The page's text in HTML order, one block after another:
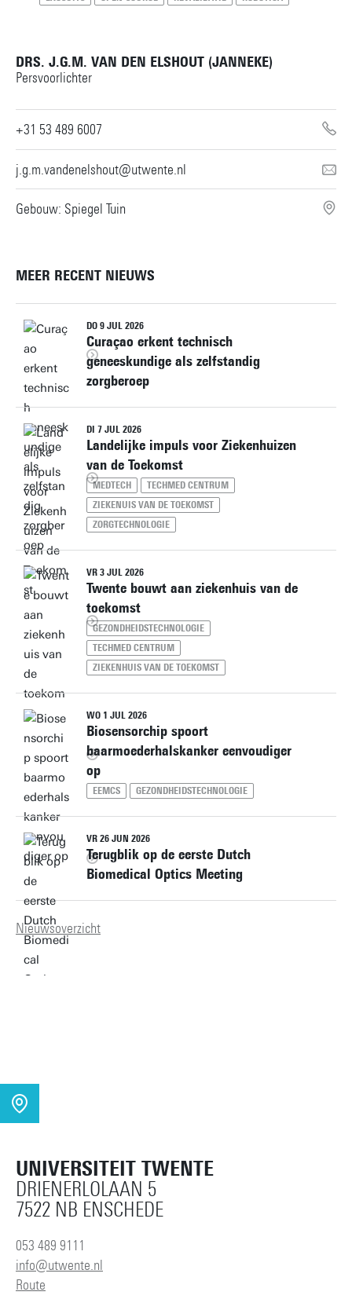
DRS. J.G.M. VAN DEN ELSHOUT (JANNEKE)
Persvoorlichter
+31 53 489 6007
j.g.m.vandenelshout@utwente.nl
Gebouw: Spiegel Tuin
MEER RECENT NIEUWS
DO 9 JUL 2026
Curaçao erkent technisch
geneeskundige als zelfstandig
zorgberoep
DI 7 JUL 2026
Landelijke impuls voor Ziekenhuizen
van de Toekomst
MEDTECH
TECHMED CENTRUM
ZIEKENUIS VAN DE TOEKOMST
ZORGTECHNOLOGIE
VR 3 JUL 2026
Twente bouwt aan ziekenhuis van de
toekomst
GEZONDHEIDSTECHNOLOGIE
TECHMED CENTRUM
ZIEKENHUIS VAN DE TOEKOMST
WO 1 JUL 2026
Biosensorchip spoort
baarmoederhalskanker eenvoudiger
op
EEMCS GEZONDHEIDSTECHNOLOGIE
VR 26 JUN 2026
Terugblik op de eerste Dutch
Biomedical Optics Meeting
Nieuwsoverzicht
UNIVERSITEIT TWENTE
DRIENERLOLAAN 5
7522 NB ENSCHEDE
053 489 9111
info@utwente.nl
Route